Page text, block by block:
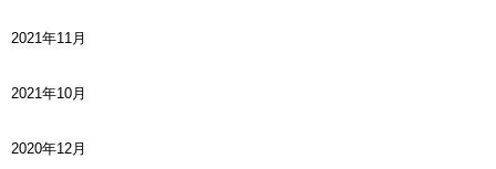
2021年11月
2021年10月
2020年12月